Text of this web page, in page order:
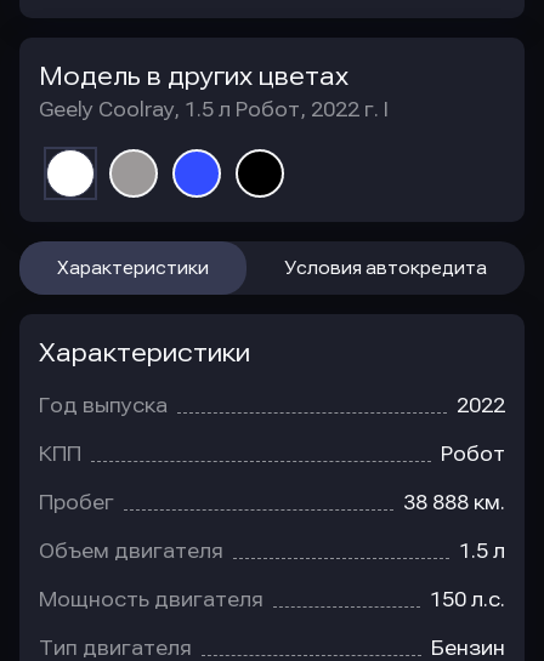
Модель в других цветах
Geely Coolray, 1.5 л Робот, 2022 г. I
Характеристики Условия автокредита
Характеристики
Год выпуска 2022
КПП Робот
Пробег 38 888 км.
Объем двигателя 1.5 л
Мощность двигателя 150 л.с.
Тип двигателя Бензин